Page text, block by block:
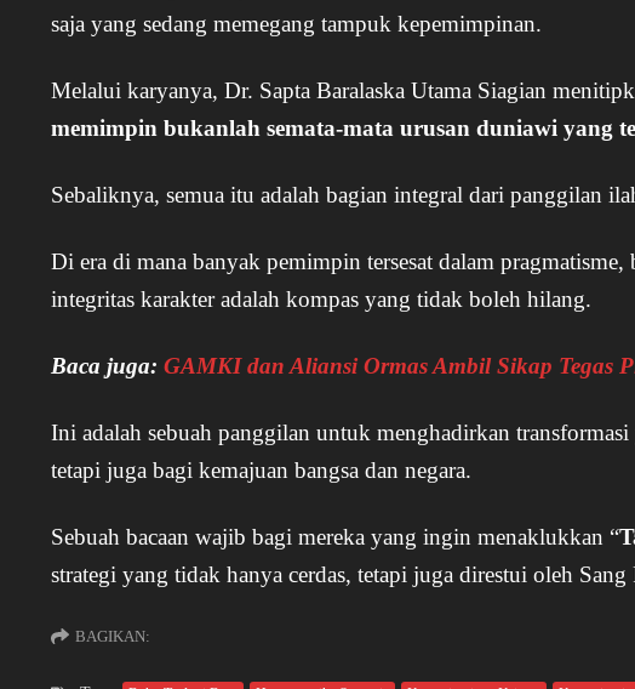
saja yang sedang memegang tampuk kepemimpinan.
Melalui karyanya, Dr. Sapta Baralaska Utama Siagian
memimpin bukanlah semata-mata urusan duniawi yang
Sebaliknya, semua itu adalah bagian integral dari panggilan
Di era di mana banyak pemimpin tersesat dalam
integritas karakter adalah kompas yang tidak boleh hilang.
Baca juga: GAMKI dan Aliansi Ormas Ambil Sikap Tegas
Ini adalah sebuah panggilan untuk menghadirkan
tetapi juga bagi kemajuan bangsa dan negara.
Sebuah bacaan wajib bagi mereka yang ingin menaklukkan “
strategi yang tidak hanya cerdas, tetapi juga direstui oleh Sang
BAGIKAN: